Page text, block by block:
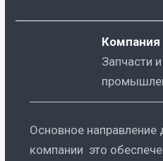
Запчасти
Основное
компании это